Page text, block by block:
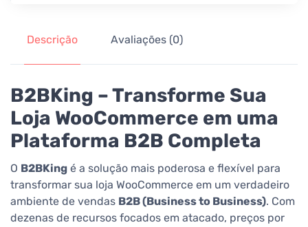
Descrição Avaliações (0)
B2BKing – Transforme Sua
Loja WooCommerce em uma
Plataforma B2B Completa
O B2BKing é a solução mais poderosa e flexível para
transformar sua loja WooCommerce em um verdadeiro
ambiente de vendas B2B (Business to Business). Com
dezenas de recursos focados em atacado, preços por